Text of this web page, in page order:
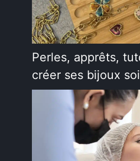
Perles, apprêts,
créer ses bijoux